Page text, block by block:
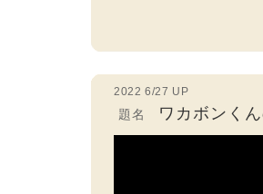
2022 6/27 UP
題名 ワカボンく